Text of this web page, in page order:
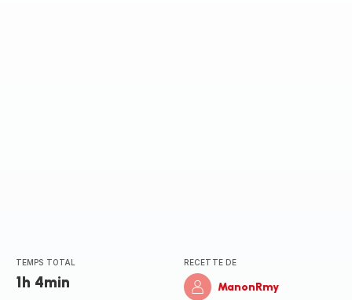
TEMPS TOTAL
1h 4min
RECETTE DE
ManonRmy